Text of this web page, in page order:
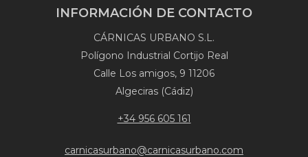
INFORMACIÓN DE CONTACTO
CÁRNICAS URBANO S.L.
Polígono Industrial Cortijo Real
Calle Los amigos, 9 11206
Algeciras (Cádiz)
+34 956 605 161
carnicasurbano@carnicasurbano.com